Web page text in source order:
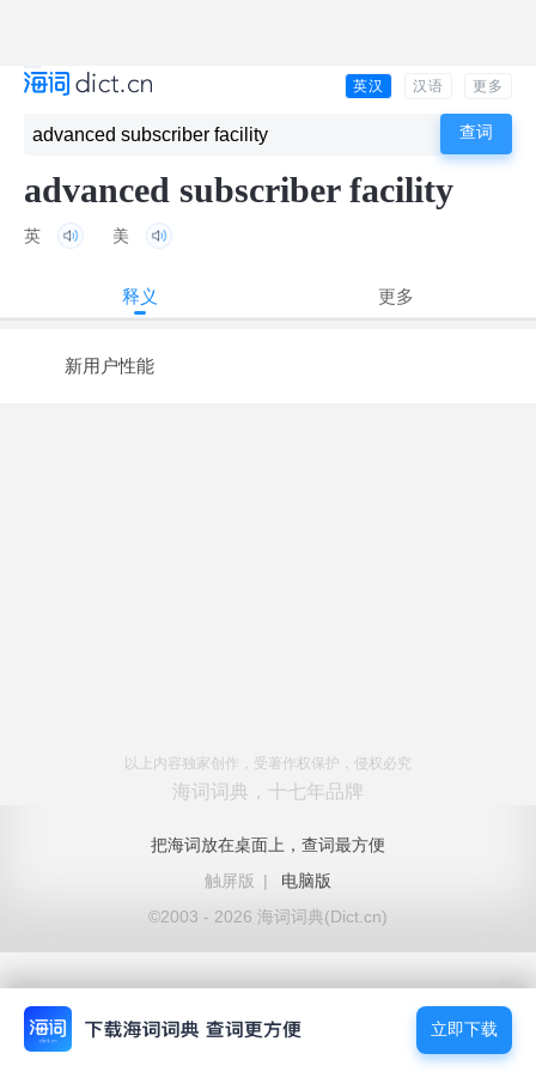
英汉 汉语 更多
advanced subscriber facility
英 美
释义 更多
新用户性能
以上内容独家创作，受著作权保护，侵权必究
海词词典，十七年品牌
把海词放在桌面上，查词最方便
触屏版
|
电脑版
©2003 - 2026 海词词典(Dict.cn)
立即下载
立即下载